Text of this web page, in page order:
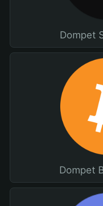
Dompet
Dompet